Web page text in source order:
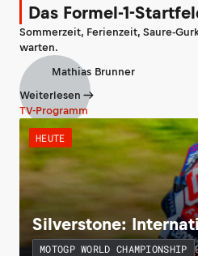
Das Formel-1-
Sommerzeit, Ferienzeit, Saure-
warten.
Mathias Brunner
Weiterlesen
TV-Programm
HEUTE
Silverstone:
MOTOGP WORLD CHAMPIONSHIP